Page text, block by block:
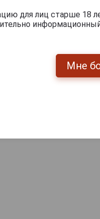
для лиц старше 18
Мне